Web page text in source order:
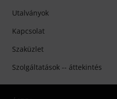
Utalványok
Kapcsolat
Szaküzlet
Szolgáltatások -- áttekintés